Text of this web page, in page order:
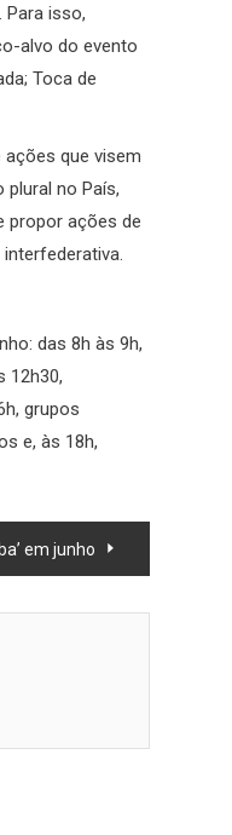
Para isso,
alvo do evento
Toca de
que visem
plural no País,
propor ações de
das 8h às 9h,
12h30,
grupos
e, às 18h,
em junho